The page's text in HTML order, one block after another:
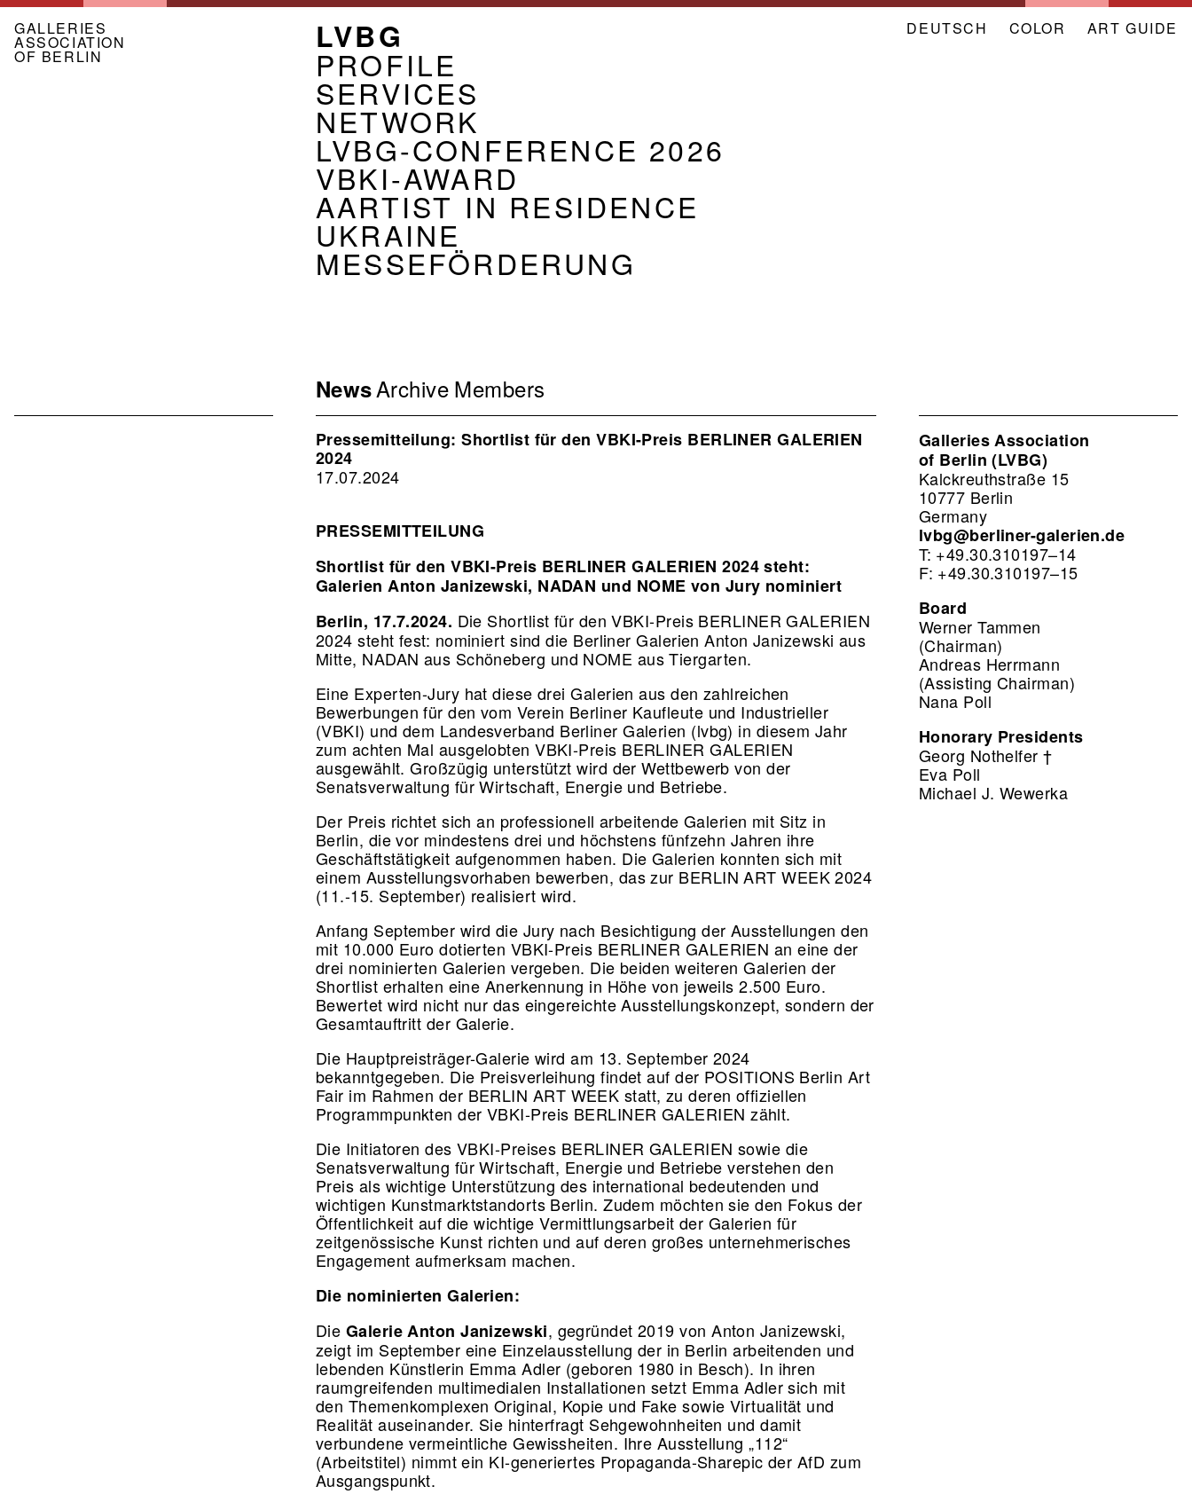
Skip
main
content
GALLERIES
ASSOCIATION
OF BERLIN
MENU
ASSOCIATION
EN
LVBG
PROFILE
SERVICES
NETWORK
LVBG-CONFERENCE 2026
VBKI-AWARD
AARTIST IN RESIDENCE
UKRAINE
MESSEFÖRDERUNG
DEUTSCH COLOR NAVIGATION
ART GUIDE
Menu
Association
EN
2nd
Level
NewsArchive Members
Pressemitteilung: Shortlist für den VBKI-Preis BERLINER GALERIEN
2024
17.07.2024
PRESSEMITTEILUNG
Shortlist für den VBKI-Preis BERLINER GALERIEN 2024 steht:
Galerien Anton Janizewski, NADAN und NOME von Jury nominiert
Berlin, 17.7.2024. Die Shortlist für den VBKI-Preis BERLINER GALERIEN
2024 steht fest: nominiert sind die Berliner Galerien Anton Janizewski aus
Mitte, NADAN aus Schöneberg und NOME aus Tiergarten.
Eine Experten-Jury hat diese drei Galerien aus den zahlreichen
Bewerbungen für den vom Verein Berliner Kaufleute und Industrieller
(VBKI) und dem Landesverband Berliner Galerien (lvbg) in diesem Jahr
zum achten Mal ausgelobten VBKI-Preis BERLINER GALERIEN
ausgewählt. Großzügig unterstützt wird der Wettbewerb von der
Senatsverwaltung für Wirtschaft, Energie und Betriebe.
Der Preis richtet sich an professionell arbeitende Galerien mit Sitz in
Berlin, die vor mindestens drei und höchstens fünfzehn Jahren ihre
Geschäftstätigkeit aufgenommen haben. Die Galerien konnten sich mit
einem Ausstellungs­vorhaben bewerben, das zur BERLIN ART WEEK 2024
(11.-15. September) realisiert wird.
Anfang September wird die Jury nach Besichtigung der Ausstellungen den
mit 10.000 Euro dotierten VBKI-Preis BERLINER GALERIEN an eine der
drei nominierten Galerien vergeben. Die beiden weiteren Galerien der
Shortlist erhalten eine Anerkennung in Höhe von jeweils 2.500 Euro.
Bewertet wird nicht nur das eingereichte Ausstellungs­konzept, sondern der
Gesamtauftritt der Galerie.
Die Hauptpreisträger-Galerie wird am 13. September 2024
bekanntgegeben. Die Preisverleihung findet auf der POSITIONS Berlin Art
Fair im Rahmen der BERLIN ART WEEK statt, zu deren offiziellen
Programmpunkten der VBKI-Preis BERLINER GALERIEN zählt.
Die Initiatoren des VBKI-Preises BERLINER GALERIEN sowie die
Senatsverwaltung für Wirtschaft, Energie und Betriebe verstehen den
Preis als wichtige Unterstützung des international bedeutenden und
wichtigen Kunstmarktstandorts Berlin. Zudem möchten sie den Fokus der
Öffentlichkeit auf die wichtige Vermittlungsarbeit der Galerien für
zeitgenössische Kunst richten und auf deren großes unternehmerisches
Engagement aufmerksam machen.
Die nominierten Galerien:
Die Galerie Anton Janizewski, gegründet 2019 von Anton Janizewski,
zeigt im September eine Einzelausstellung der in Berlin arbeitenden und
lebenden Künstlerin Emma Adler (geboren 1980 in Besch). In ihren
raumgreifenden multimedialen Installationen setzt Emma Adler sich mit
den Themenkomplexen Original, Kopie und Fake sowie Virtualität und
Realität auseinander. Sie hinterfragt Sehgewohnheiten und damit
verbundene vermeintliche Gewissheiten. Ihre Ausstellung „112“
(Arbeitstitel) nimmt ein KI-generiertes Propaganda-Sharepic der AfD zum
Ausgangspunkt.
Galleries Association
of Berlin (LVBG)
Kalckreuthstraße 15
10777 Berlin
Germany
lvbg@berliner-galerien.de
T: +49.30.310197–14
F: +49.30.310197–15
Board
Werner Tammen
(Chairman)
Andreas Herrmann
(Assisting Chairman)
Nana Poll
Honorary Presidents
Georg Nothelfer †
Eva Poll
Michael J. Wewerka